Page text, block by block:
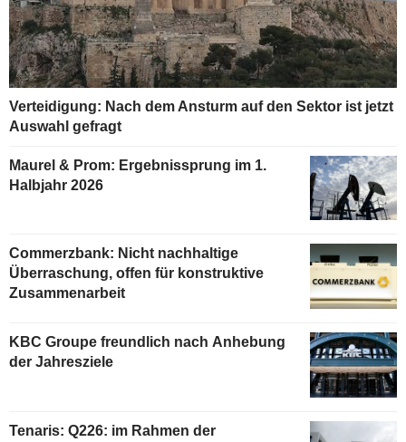
Verteidigung: Nach dem Ansturm auf den Sektor ist jetzt
Auswahl gefragt
Maurel & Prom: Ergebnissprung im 1.
Halbjahr 2026
Commerzbank: Nicht nachhaltige
Überraschung, offen für konstruktive
Zusammenarbeit
KBC Groupe freundlich nach Anhebung
der Jahresziele
Tenaris: Q226: im Rahmen der